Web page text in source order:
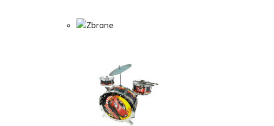
Zbrane